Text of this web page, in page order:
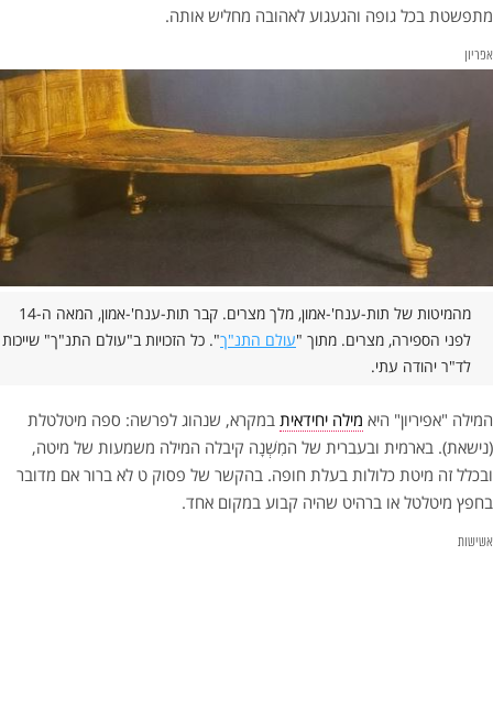
מתפשטת בכל גופה והגעגוע לאהובה מחליש אותה.
אפריון
מהמיטות של תות-ענח'-אמון, מלך מצרים. קבר תות-ענח'-אמון, המאה ה-14
לפני הספירה, מצרים. מתוך "עולם התנ"ך". כל הזכויות ב"עולם התנ"ך" שייכות
לד"ר יהודה עתי.
המילה "אפיריון" היא מילה יחידאית במקרא, שנהוג לפרשה: ספה מיטלטלת
(נישאת). בארמית ובעברית של המִשְׁנָה קיבלה המילה משמעות של מיטה,
ובכלל זה מיטת כלולות בעלת חופה. בהקשר של פסוק ט לא ברור אם מדובר
בחפץ מיטלטל או ברהיט שהיה קבוע במקום אחד.
אשישות